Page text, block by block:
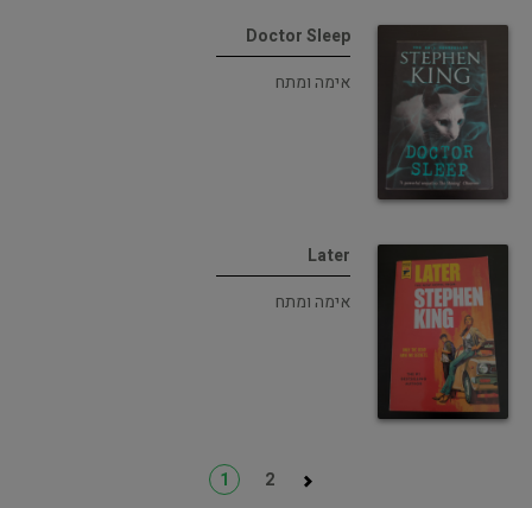
Doctor Sleep
אימה ומתח
Later
אימה ומתח
1 2